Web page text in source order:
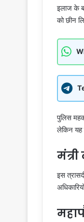
इलाज के
को छीन
पुलिस
लेकिन यह
इस